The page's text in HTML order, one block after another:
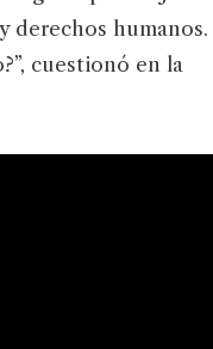
derechos humanos.
cuestionó en la